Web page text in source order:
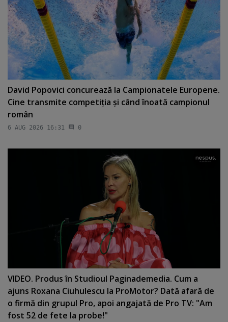
David Popovici concurează la Campionatele Europene.
Cine transmite competiţia şi când înoată campionul
român
6 AUG 2026 16:31 0
VIDEO. Produs în Studioul Paginademedia. Cum a
ajuns Roxana Ciuhulescu la ProMotor? Dată afară de
o firmă din grupul Pro, apoi angajată de Pro TV: "Am
fost 52 de fete la probe!"